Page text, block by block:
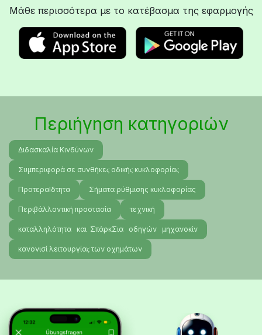
Μάθε περισσότερα με το κατέβασμα της εφαρμογής
Περιήγηση κατηγοριών
Διδασκαλία Κινδύνων
Συμπεριφορά σε συνθήκεϛ οδικήϛ κυκλοφορίαϛ
ΠροτεραΙδτητα Σήματα ρύθμισης κυκλοφορίας
Περιβάλλοντική προστασία τεχνική
καταλληλότητα και ΣπάρκΣια οδηγών μηχανοκίν
κανονισί λειτουργίαϛ των οχημάτων